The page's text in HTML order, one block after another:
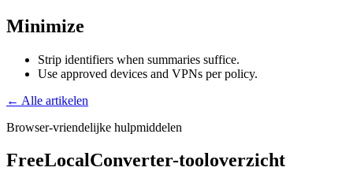
Minimize
Strip identifiers when summaries suffice.
Use approved devices and VPNs per policy.
← Alle artikelen
Browser-vriendelijke hulpmiddelen
FreeLocalConverter-tooloverzicht